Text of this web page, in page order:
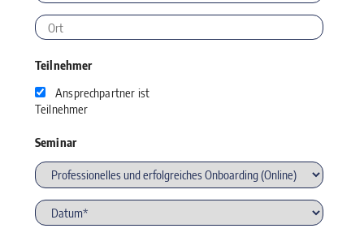
Teilnehmer
Ansprechpartner ist
Teilnehmer
Seminar